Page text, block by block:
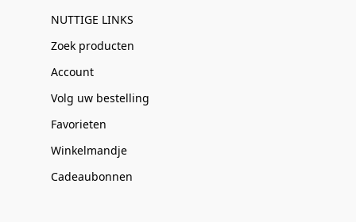
NUTTIGE LINKS
Zoek producten
Account
Volg uw bestelling
Favorieten
Winkelmandje
Cadeaubonnen